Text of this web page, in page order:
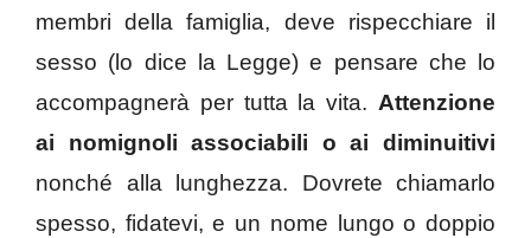
membri della famiglia, deve rispecchiare il
sesso (lo dice la Legge) e pensare che lo
accompagnerà per tutta la vita. Attenzione
ai nomignoli associabili o ai diminuitivi
nonché alla lunghezza. Dovrete chiamarlo
spesso, fidatevi, e un nome lungo o doppio